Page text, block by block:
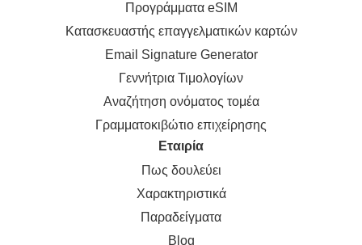
Προγράμματα eSIM
Κατασκευαστής επαγγελματικών καρτών
Email Signature Generator
Γεννήτρια Τιμολογίων
Αναζήτηση ονόματος τομέα
Γραμματοκιβώτιο επιχείρησης
Εταιρία
Πως δουλεύει
Χαρακτηριστικά
Παραδείγματα
Blog